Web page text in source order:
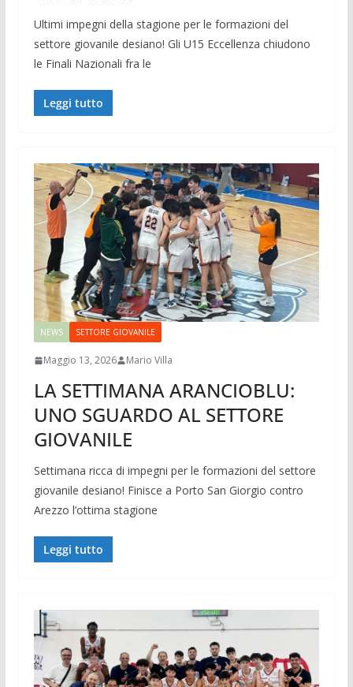
Ultimi impegni della stagione per le formazioni del
settore giovanile desiano! Gli U15 Eccellenza chiudono
le Finali Nazionali fra le
Leggi tutto
NEWS SETTORE GIOVANILE
Maggio 13, 2026 Mario Villa
LA SETTIMANA ARANCIOBLU:
UNO SGUARDO AL SETTORE
GIOVANILE
Settimana ricca di impegni per le formazioni del settore
giovanile desiano! Finisce a Porto San Giorgio contro
Arezzo l’ottima stagione
Leggi tutto